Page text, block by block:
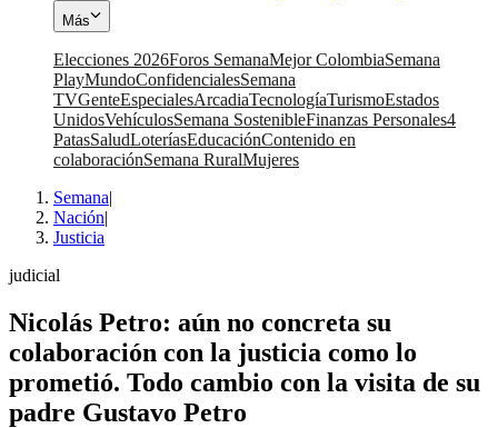
Más
Elecciones 2026Foros SemanaMejor ColombiaSemana
PlayMundoConfidencialesSemana
TVGenteEspecialesArcadiaTecnologíaTurismoEstados
UnidosVehículosSemana SostenibleFinanzas Personales4
PatasSaludLoteríasEducaciónContenido en
colaboraciónSemana RuralMujeres
Semana|
Nación|
Justicia
judicial
Nicolás Petro: aún no concreta su
colaboración con la justicia como lo
prometió. Todo cambio con la visita de su
padre Gustavo Petro